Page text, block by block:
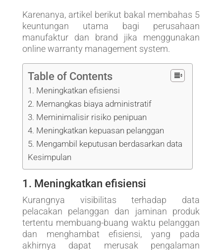
Karenanya, artikel berikut bakal membahas 5
keuntungan utama bagi perusahaan
manufaktur dan brand jika menggunakan
online warranty management system.
Table of Contents
1. Meningkatkan efisiensi
2. Memangkas biaya administratif
3. Meminimalisir risiko penipuan
4. Meningkatkan kepuasan pelanggan
5. Mengambil keputusan berdasarkan data
Kesimpulan
1. Meningkatkan efisiensi
Kurangnya visibilitas terhadap data
pelacakan pelanggan dan jaminan produk
tertentu membuang-buang waktu pelanggan
dan menghambat efisiensi, yang pada
akhirnya dapat merusak pengalaman